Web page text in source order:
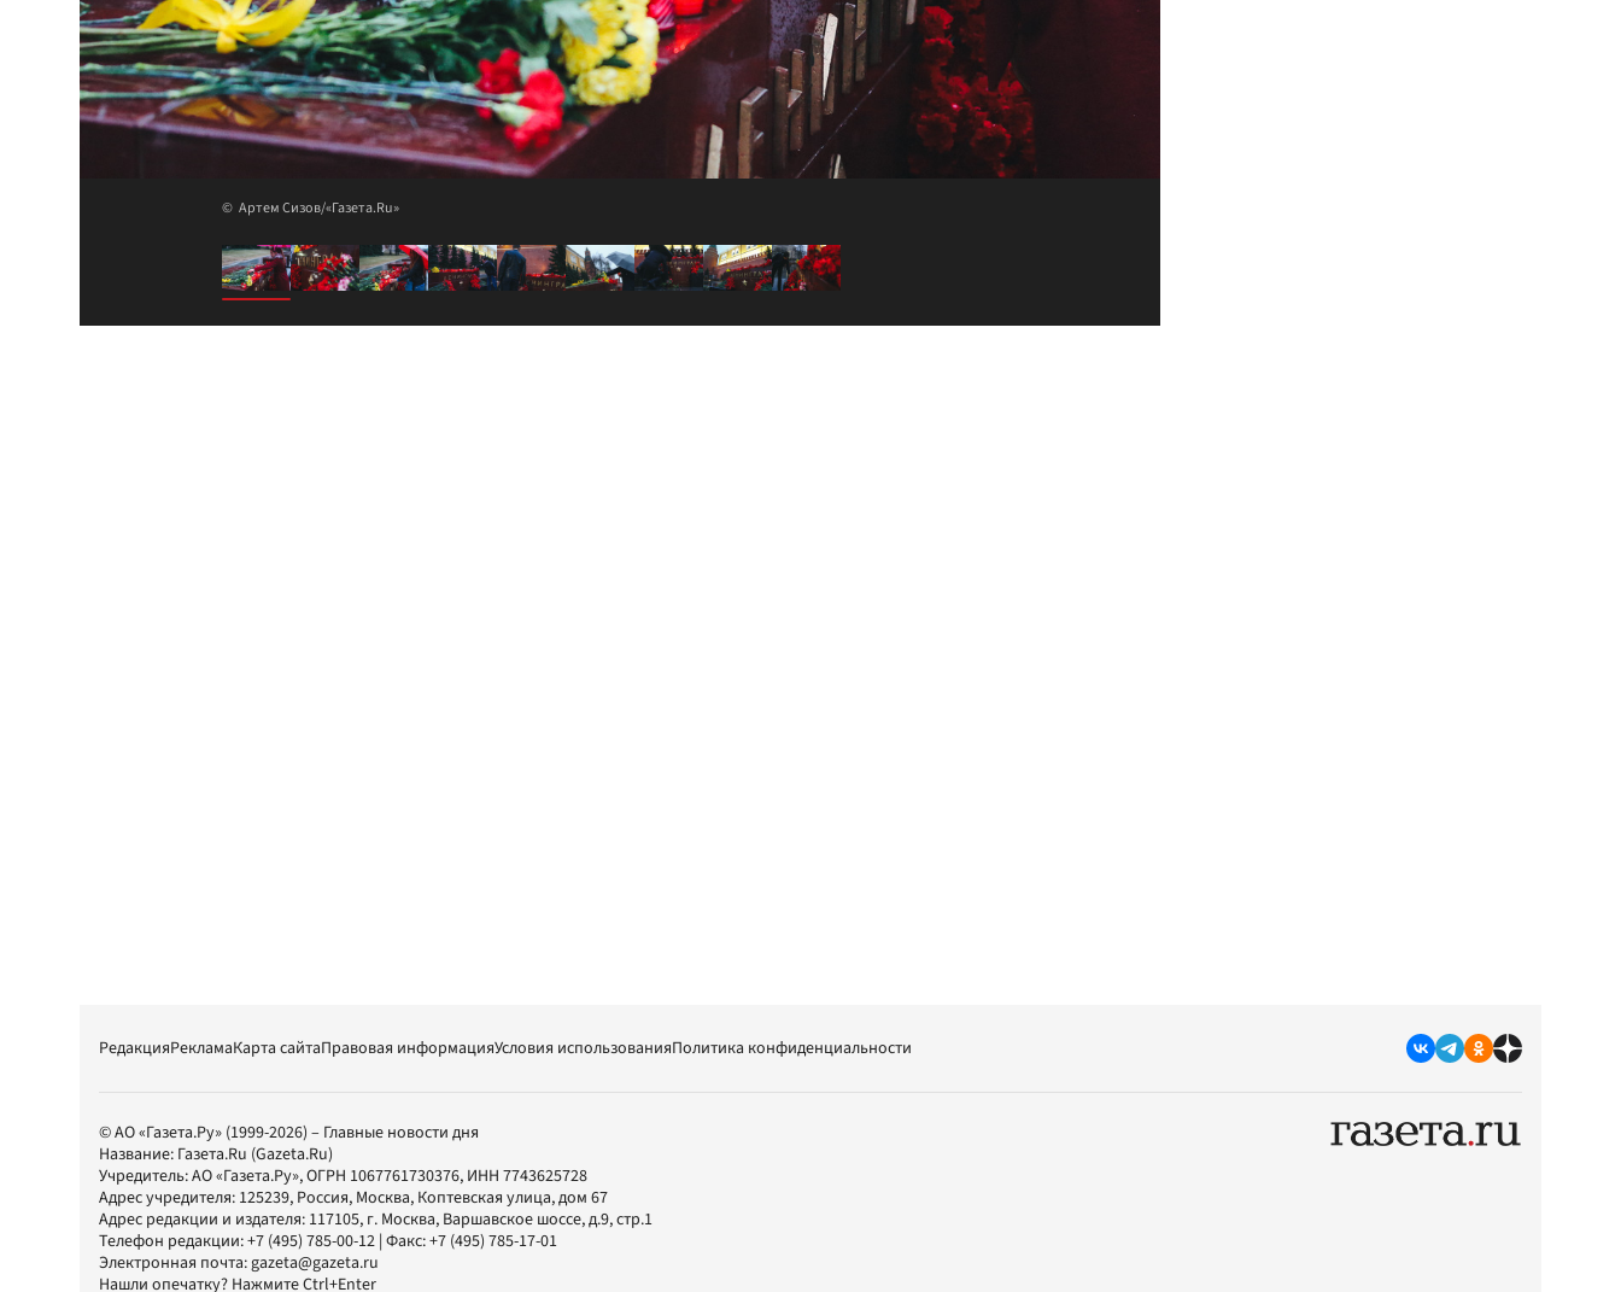
Артем Сизов/«Газета.Ru»
РедакцияРекламаКарта сайтаПравовая информацияУсловия использованияПолитика конфиденциальности
© АО «Газета.Ру» (1999-2026) – Главные новости дня
Название: Газета.Ru (Gazeta.Ru)
Учредитель:АО «Газета.Ру», ОГРН 1067761730376, ИНН 7743625728
Адрес учредителя: 125239, Россия, Москва, Коптевская улица, дом 67
Адрес редакции и издателя: 117105, г. Москва, Варшавское шоссе, д.9, стр.1
Телефон редакции:+7 (495) 785-00-12 | Факс:+7 (495) 785-17-01
Электронная почта:gazeta@gazeta.ru
Нашли опечатку? Нажмите Ctrl+Enter